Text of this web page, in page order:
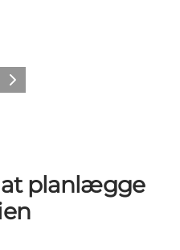
Næste
planlægge